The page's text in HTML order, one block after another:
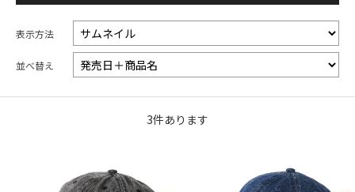
表示方法
並べ替え
3件あります